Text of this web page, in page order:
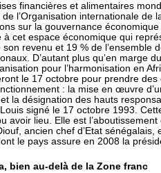
financières et alimentaires
de l’Organisation internationale de
sur la gouvernance
à cet espace économique qui
son revenu et 19 % de l’ensemble
D’autant plus qu’en marge
pour l’harmonisation en
le 17 octobre pour prendre
: la mise en œuvre
et la désignation des hauts
signé le 17 octobre 1993.
avoir lieu. Elle est
ancien chef d’Etat sénégalais,
le pays assure en 2008 la
bien au-delà de la Zone franc